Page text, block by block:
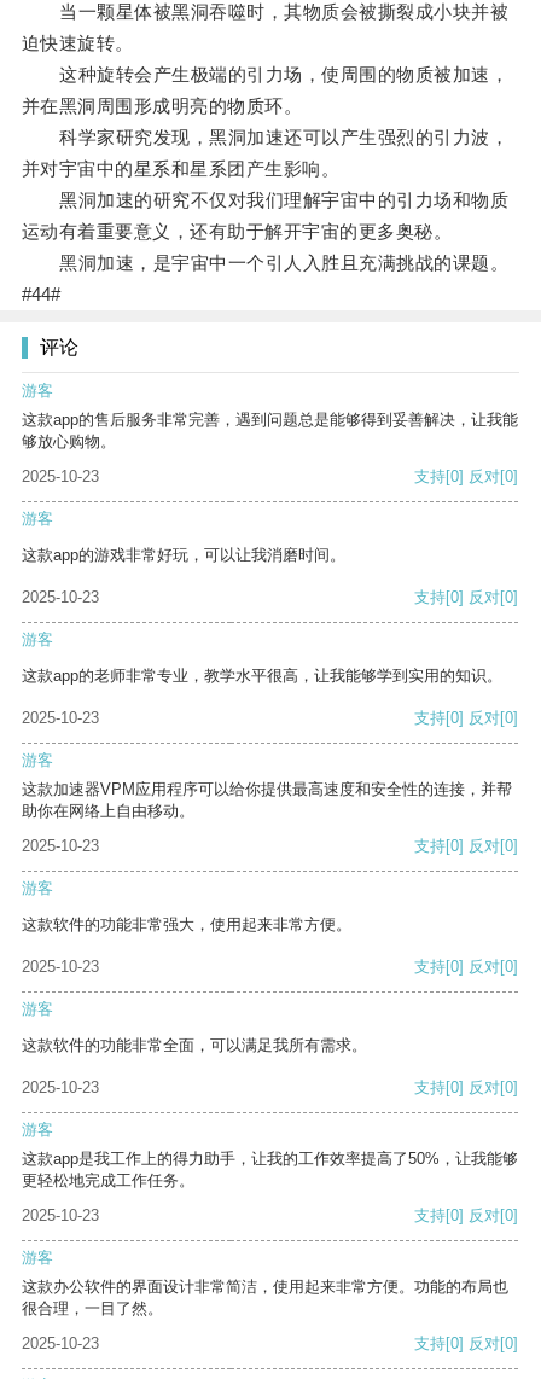
当一颗星体被黑洞吞噬时，其物质会被撕裂成小块并被
迫快速旋转。
这种旋转会产生极端的引力场，使周围的物质被加速，
并在黑洞周围形成明亮的物质环。
科学家研究发现，黑洞加速还可以产生强烈的引力波，
并对宇宙中的星系和星系团产生影响。
黑洞加速的研究不仅对我们理解宇宙中的引力场和物质
运动有着重要意义，还有助于解开宇宙的更多奥秘。
黑洞加速，是宇宙中一个引人入胜且充满挑战的课题。
#44#
评论
游客
这款app的售后服务非常完善，遇到问题总是能够得到妥善解决，让我能
够放心购物。
2025-10-23
支持[0] 反对[0]
游客
这款app的游戏非常好玩，可以让我消磨时间。
2025-10-23 支持[0] 反对[0]
游客
这款app的老师非常专业，教学水平很高，让我能够学到实用的知识。
2025-10-23 支持[0] 反对[0]
游客
这款加速器VPM应用程序可以给你提供最高速度和安全性的连接，并帮
助你在网络上自由移动。
2025-10-23
支持[0] 反对[0]
游客
这款软件的功能非常强大，使用起来非常方便。
2025-10-23 支持[0] 反对[0]
游客
这款软件的功能非常全面，可以满足我所有需求。
2025-10-23 支持[0] 反对[0]
游客
这款app是我工作上的得力助手，让我的工作效率提高了50%，让我能够
更轻松地完成工作任务。
2025-10-23
支持[0] 反对[0]
游客
这款办公软件的界面设计非常简洁，使用起来非常方便。功能的布局也
很合理，一目了然。
2025-10-23
支持[0] 反对[0]